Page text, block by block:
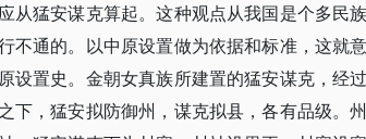
从猛安谋克算起。这种观点从我国是个多民
不通的。以中原设置做为依据和标准，这就
设置史。金朝女真族所建置的猛安谋克，经
下，猛安拟防御州，谋克拟县，各有品级。